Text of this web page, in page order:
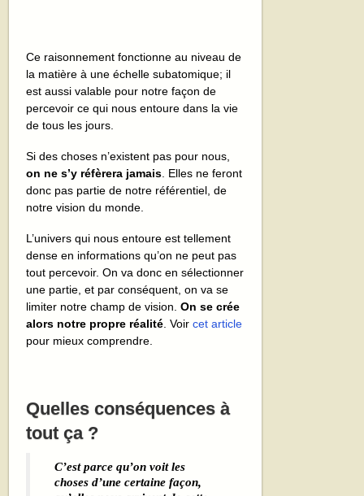
Ce raisonnement fonctionne au niveau de
la matière à une échelle subatomique; il
est aussi valable pour notre façon de
percevoir ce qui nous entoure dans la vie
de tous les jours.
Si des choses n’existent pas pour nous,
on ne s’y réfèrera jamais. Elles ne feront
donc pas partie de notre référentiel, de
notre vision du monde.
L’univers qui nous entoure est tellement
dense en informations qu’on ne peut pas
tout percevoir. On va donc en sélectionner
une partie, et par conséquent, on va se
limiter notre champ de vision.On se crée
alors notre propre réalité . Voircet article
pour mieux comprendre.
Quelles conséquences à
tout ça ?
C’est parce qu’on voit les
choses d’une certaine façon,